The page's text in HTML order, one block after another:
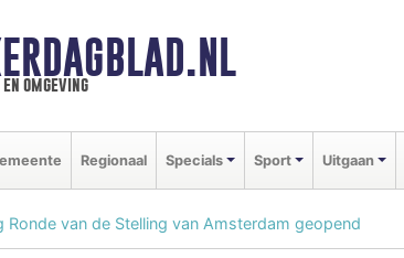
omgeving
Regionaal Specials Sport Uitgaan
Ronde van de Stelling van Amsterdam geopend